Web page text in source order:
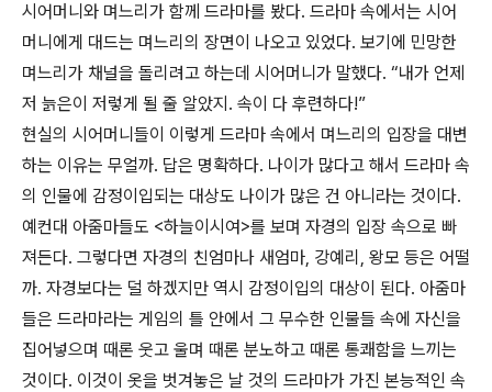
시어머니와 며느리가 함께 드라마를 봤다. 드라마 속에서는 시어
머니에게 대드는 며느리의 장면이 나오고 있었다. 보기에 민망한
며느리가 채널을 돌리려고 하는데 시어머니가 말했다. “내가 언제
저 늙은이 저렇게 될 줄 알았지. 속이 다 후련하다!”
현실의 시어머니들이 이렇게 드라마 속에서 며느리의 입장을 대변
하는 이유는 무얼까. 답은 명확하다. 나이가 많다고 해서 드라마 속
의 인물에 감정이입되는 대상도 나이가 많은 건 아니라는 것이다.
예컨대 아줌마들도 <하늘이시여>를 보며 자경의 입장 속으로 빠
져든다. 그렇다면 자경의 친엄마나 새엄마, 강예리, 왕모 등은 어떨
까. 자경보다는 덜 하겠지만 역시 감정이입의 대상이 된다. 아줌마
들은 드라마라는 게임의 틀 안에서 그 무수한 인물들 속에 자신을
집어넣으며 때론 웃고 울며 때론 분노하고 때론 통쾌함을 느끼는
것이다. 이것이 옷을 벗겨놓은 날 것의 드라마가 가진 본능적인 속